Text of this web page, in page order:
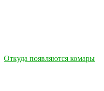
Откуда появляются комары